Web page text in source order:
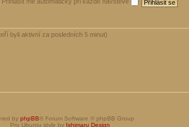
byli aktivní za posledních 5 minut)
by phpBB® Forum Software © phpBB Group
Pro Ubuntu style by Ishimaru Design